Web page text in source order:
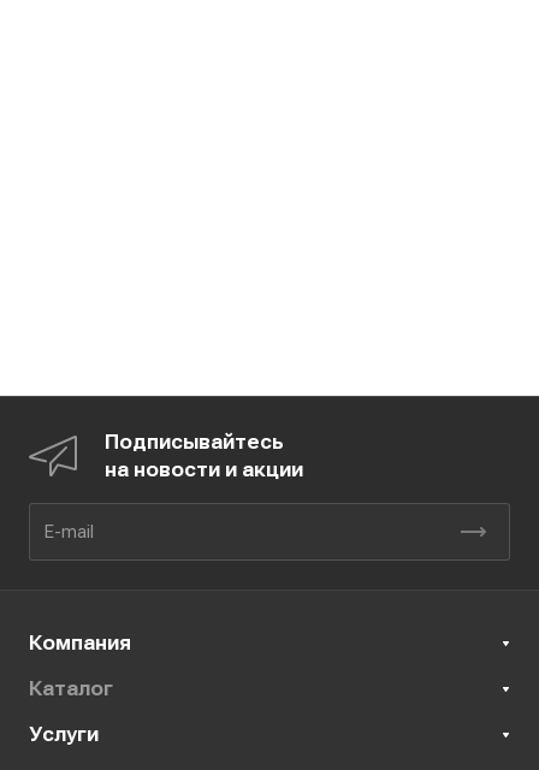
Подписывайтесь
на новости и акции
Компания
Каталог
Услуги